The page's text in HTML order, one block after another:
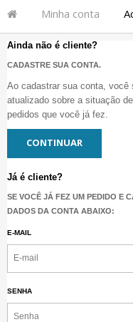
Minha conta
Ainda não é cliente?
CADASTRE SUA CONTA.
Ao cadastrar sua conta, você
atualizado sobre a situação
pedidos que você já fez.
CONTINUAR
Já é cliente?
SE VOCÊ JÁ FEZ UM PEDIDO E
DADOS DA CONTA ABAIXO:
E-MAIL
SENHA